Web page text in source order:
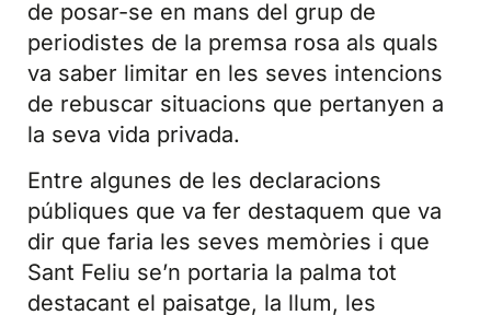
de posar-se en mans del grup de
periodistes de la premsa rosa als quals
va saber limitar en les seves intencions
de rebuscar situacions que pertanyen a
la seva vida privada.
Entre algunes de les declaracions
públiques que va fer destaquem que va
dir que faria les seves memòries i que
Sant Feliu se’n portaria la palma tot
destacant el paisatge, la llum, les